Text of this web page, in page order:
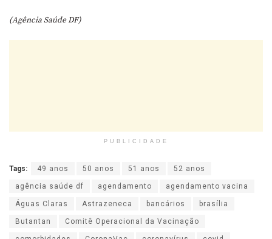
(Agência Saúde DF)
PUBLICIDADE
Tags: 49 anos 50 anos 51 anos 52 anos
agência saúde df agendamento agendamento vacina
Águas Claras Astrazeneca bancários brasília
Butantan Comitê Operacional da Vacinação